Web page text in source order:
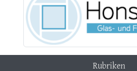
Rubriken